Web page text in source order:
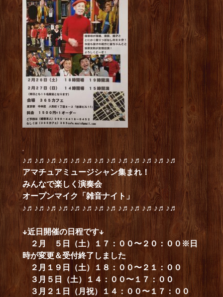
.
♪♬♪♬♪♬♪♬♪♬♪♬♪♬♪♬♪♬♪♬♪♬♪♬♪♬
アマチュアミュージシャン集まれ！
みんなで楽しく演奏会
オープンマイク「雑音ナイト」
♪♬♪♬♪♬♪♬♪♬♪♬♪♬♪♬♪♬♪♬♪♬♪♬♪♬
↓近日開催の日程です↓
２月 ５日（土）１７：００〜２０：００※日
時が変更＆受付終了しました
２月１９日（土）１８：００〜２１：００
３月５日（土）１４：００〜１７：００
３月２１日（月祝）１４：００〜１７：００